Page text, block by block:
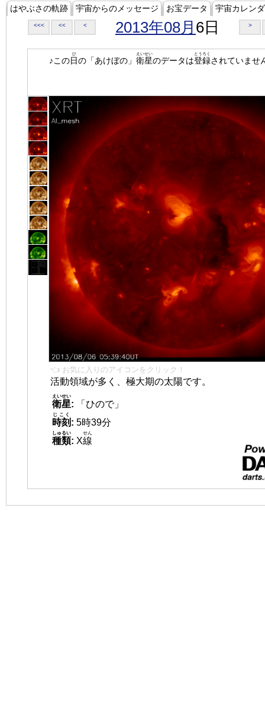
はやぶさの軌跡 宇宙からのメッセージ お宝データ 宇宙カレン
<<< << < 2013年08月 6日 >
♪この日
ひ
の「あけぼの」 衛星
えいせい
のデータは登録
とうろく
されていませ
👈 お気に入りのアイコンをクリック！
活動領域が多く、極大期の太陽です。
衛星
えいせい
:
「ひので」
時刻
じこく
: 5時39分
種類
しゅるい
: X線
せん